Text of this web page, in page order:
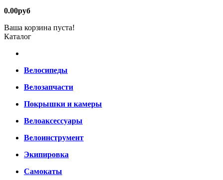
0.00руб
Ваша корзина пуста!
Каталог
Велосипеды
Велозапчасти
Покрышки и камеры
Велоаксессуары
Велоинструмент
Экипировка
Самокаты